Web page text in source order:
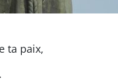
ta paix,